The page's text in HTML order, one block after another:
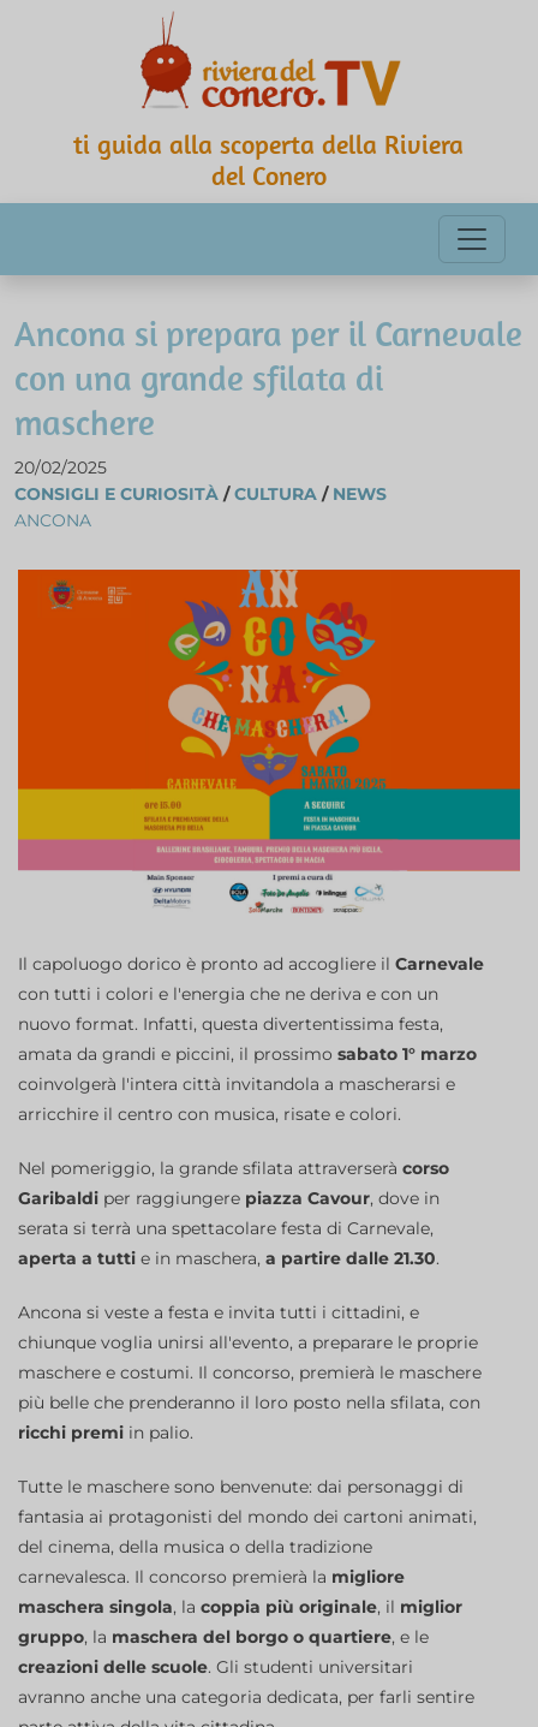
ti guida alla scoperta della Riviera
del Conero
Ancona si prepara per il Carnevale
con una grande sfilata di
maschere
20/02/2025
CONSIGLI E CURIOSITÀ /CULTURA / NEWS
ANCONA
Il capoluogo dorico è pronto ad accogliere il Carnevale
con tutti i colori e l'energia che ne deriva e con un
nuovo format. Infatti, questa divertentissima festa,
amata da grandi e piccini, il prossimo sabato 1° marzo
coinvolgerà l'intera città invitandola a mascherarsi e
arricchire il centro con musica, risate e colori.
Nel pomeriggio, la grande sfilata attraverserà corso
Garibaldi per raggiungere piazza Cavour, dove in
serata si terrà una spettacolare festa di Carnevale,
aperta a tutti e in maschera, a partire dalle 21.30.
Ancona si veste a festa e invita tutti i cittadini, e
chiunque voglia unirsi all'evento, a preparare le proprie
maschere e costumi. Il concorso, premierà le maschere
più belle che prenderanno il loro posto nella sfilata, con
ricchi premi in palio.
Tutte le maschere sono benvenute: dai personaggi di
fantasia ai protagonisti del mondo dei cartoni animati,
del cinema, della musica o della tradizione
carnevalesca. Il concorso premierà la migliore
maschera singola, la coppia più originale, il miglior
gruppo, la maschera del borgo o quartiere, e le
creazioni delle scuole. Gli studenti universitari
avranno anche una categoria dedicata, per farli sentire